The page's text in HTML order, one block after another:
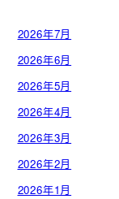
2026年7月
2026年6月
2026年5月
2026年4月
2026年3月
2026年2月
2026年1月